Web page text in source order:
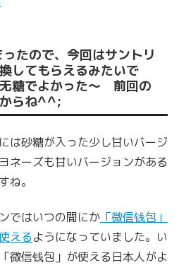
たので、今回はサントリ
してもらえるみたいで
糖でよかった〜 前回の
からね^^;
は砂糖が入った少し甘いバージ
ネーズも甘いバージョンがある
ね。
ではいつの間にか 「微信钱包」
えるようになっていました。い
微信钱包」が使える日本人がよ